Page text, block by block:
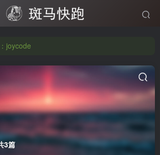
joycode
joycode
joycode
3篇